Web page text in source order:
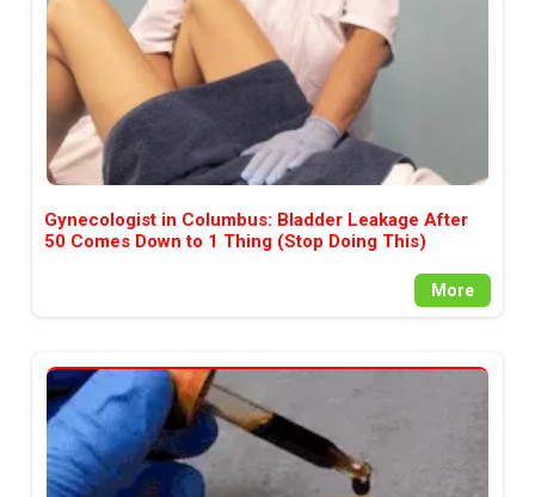
Gynecologist in Columbus: Bladder Leakage After
50 Comes Down to 1 Thing (Stop Doing This)
More